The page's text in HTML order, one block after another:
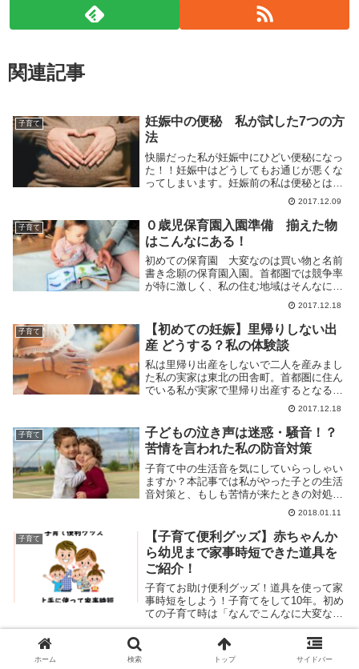
関連記事
子育て
妊娠中の便秘 私が試した7つの方
法
快腸だった私が妊娠中にひどい便秘になっ
た！！妊娠中はどうしてもお通じが悪くな
ってしまいます。妊娠前の私は便秘とは無
縁で毎日快調でした。なのにどうして…。
私と同じ悩みを抱えている方は沢山いらっ
しゃるようなので、私がとった対策を記録
しておきます...
2017.12.09
子育て
０歳児保育園入園準備 揃えた物
はこんなにある！
初めての保育園 大変なのは買い物と名前
書き念願の保育園入園。首都圏では競争率
が特に激しく、私の住む地域はそんなに都
会ではないけれども、１度は審査に落ちま
した。そのくらい入園するのは難しいんで
すよね。入園できるまでも大変ですが、入
園ができると...
2017.12.18
子育て
【初めての妊娠】里帰りしない出
産 どうする？私の体験談
私は里帰り出産をしないで二人を産みまし
た私の実家は東北の田舎町。首都圏に住ん
でいる私が実家で里帰り出産するとなる
と、片道が７時間近くかかります。超ド田
舎です。私は里帰り出産をしない道を選び
ました。上の子を出産した１か月後、大規
模な震災が起こ...
2017.12.18
子育て
子どもの泣き声は迷惑・騒音！？
苦情を言われた私の防音対策
子育て中の生活音を気にしていらっしゃい
ますか？本記事では私がやった子との生活
音対策と、もしも苦情が来たときの対処法
をご紹介します。子育て中は神経質になり
がち。もともと神経質な性格の私はますま
す神経質になり、防音にかなりお金をかけ
てしまいました。
2018.01.11
子育て
【子育て便利グッズ】赤ちゃんか
ら幼児まで家事時短できた道具を
ご紹介！
子育てお助け便利グッズ！道具を使って家
事時短をしよう！子育てをして10年。初め
ての子育て時は「なんでこんなに大変なん
だっ！」と感じました。ほぼ一人で子ども
の相手をしていたので、かなり肉体的に
も、精神的にも大変でした。そんな時に私
の助けになっ...
子育て
子どもの食が細い・野菜を食べな
ホーム 検索 トップ サイドバー